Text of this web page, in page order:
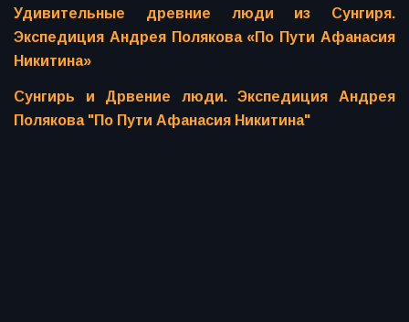
Удивительные древние люди из Сунгиря.
Экспедиция Андрея Полякова «По Пути Афанасия
Никитина»
Сунгирь и Дрвение люди. Экспедиция Андрея
Полякова "По Пути Афанасия Никитина"